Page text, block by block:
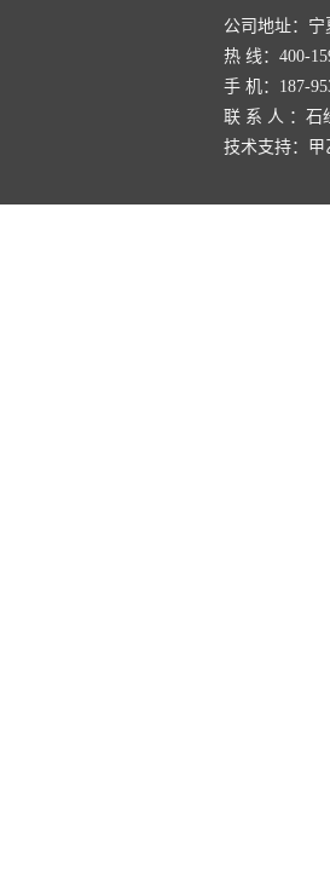
公司地址：
热 线：400-
手 机：187-
联 系 人 ：石
技术支持： 甲